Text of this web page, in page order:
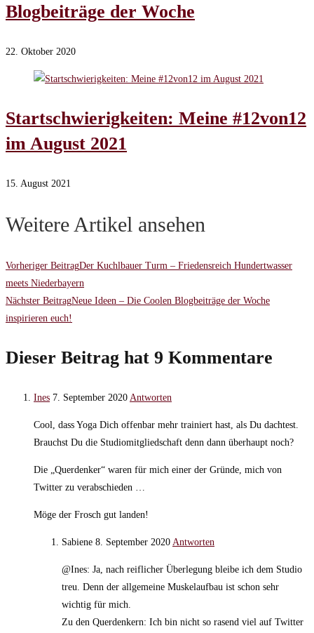
Blogbeiträge der Woche
22. Oktober 2020
Startschwierigkeiten: Meine #12von12
im August 2021
15. August 2021
Weitere Artikel ansehen
Vorheriger BeitragDer Kuchlbauer Turm – Friedensreich Hundertwasser
meets Niederbayern
Nächster BeitragNeue Ideen – Die Coolen Blogbeiträge der Woche
inspirieren euch!
Dieser Beitrag hat 9 Kommentare
Ines 7. September 2020 Antworten
Cool, dass Yoga Dich offenbar mehr trainiert hast, als Du dachtest.
Brauchst Du die Studiomitgliedschaft denn dann überhaupt noch?
Die „Querdenker“ waren für mich einer der Gründe, mich von
Twitter zu verabschieden …
Möge der Frosch gut landen!
Sabiene 8. September 2020 Antworten
@Ines: Ja, nach reiflicher Überlegung bleibe ich dem Studio
treu. Denn der allgemeine Muskelaufbau ist schon sehr
wichtig für mich.
Zu den Querdenkern: Ich bin nicht so rasend viel auf Twitter